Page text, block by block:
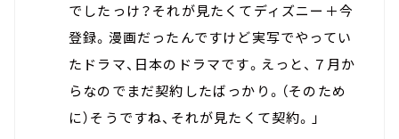
でしたっけ？それが見たくてディズニー＋今
登録。漫画だったんですけど実写でやってい
たドラマ、日本のドラマです。えっと、７月か
らなのでまだ契約したばっかり。（そのため
に）そうですね、それが見たくて契約。」